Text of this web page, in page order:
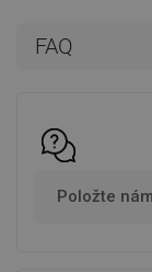
FAQ
Položte